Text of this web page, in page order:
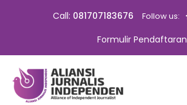
Call: 081707183676 Follow us:
Formulir Pendaftaran